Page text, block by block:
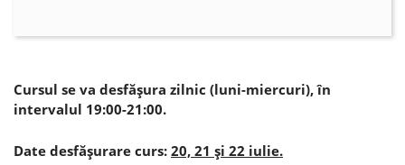
Cursul se va desfăşura zilnic (luni-miercuri), în
intervalul 19:00-21:00.
Date desfăşurare curs: 20, 21 şi 22 iulie.